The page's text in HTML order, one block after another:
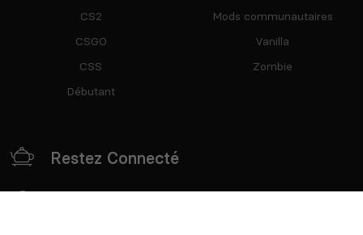
CS2
CSGO
CSS
Débutant
Mods communautaires
Vanilla
Zombie
Restez Connecté